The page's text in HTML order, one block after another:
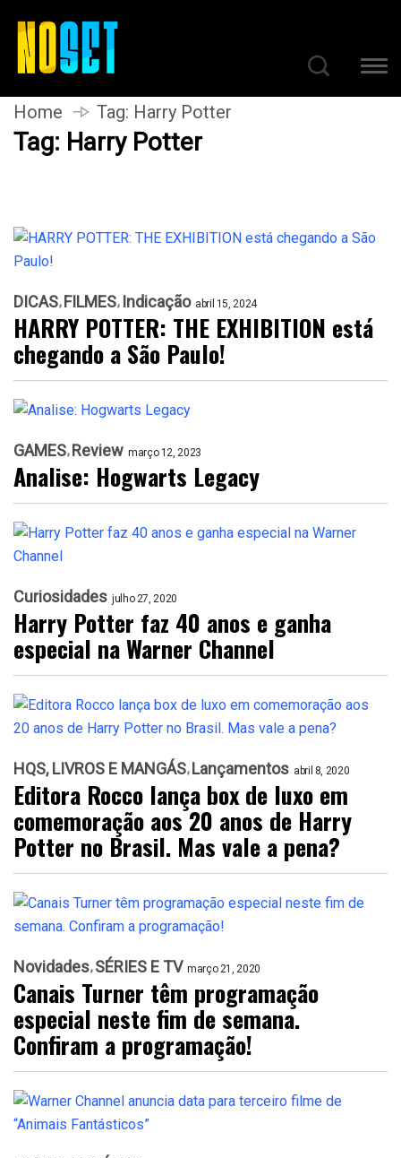
Home Tag: Harry Potter
Tag: Harry Potter
DICAS FILMES Indicação abril 15, 2024
HARRY POTTER: THE EXHIBITION está
chegando a São Paulo!
GAMES Review março 12, 2023
Analise: Hogwarts Legacy
Curiosidades julho 27, 2020
Harry Potter faz 40 anos e ganha
especial na Warner Channel
HQS, LIVROS E MANGÁS Lançamentos abril 8, 2020
Editora Rocco lança box de luxo em
comemoração aos 20 anos de Harry
Potter no Brasil. Mas vale a pena?
Novidades SÉRIES E TV março 21, 2020
Canais Turner têm programação
especial neste fim de semana.
Confiram a programação!